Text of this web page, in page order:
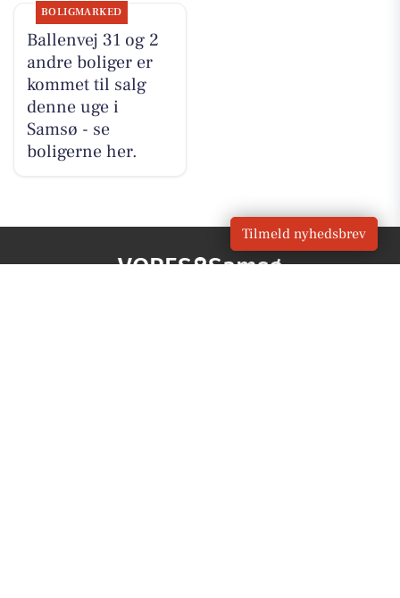
BOLIGMARKED
Ballenvej 31 og 2
andre boliger er
kommet til salg
denne uge i
Samsø - se
boligerne her.
VORES Samsø
Tilmeld nyhedsbrev